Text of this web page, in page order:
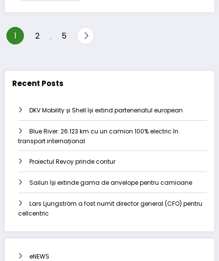
Posts
1 2 5
Recent Posts
DKV Mobility și Shell își extind parteneriatul european
Blue River: 26.123 km cu un camion 100% electric în
transport internațional
Proiectul Revoy prinde contur
Sailun își extinde gama de anvelope pentru camioane
Lars Ljungström a fost numit director general (CFO) pentru
cellcentric
eNEWS